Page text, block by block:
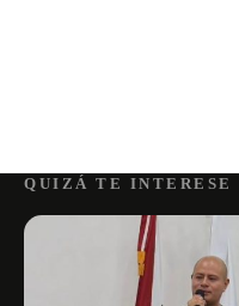
QUIZÁ TE INTERESE